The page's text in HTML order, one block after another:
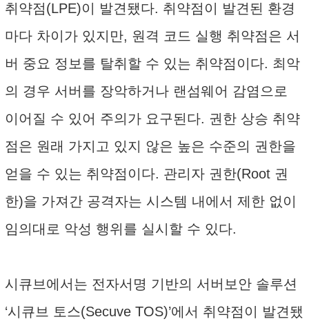
취약점(LPE)이 발견됐다. 취약점이 발견된 환경
마다 차이가 있지만, 원격 코드 실행 취약점은 서
버 중요 정보를 탈취할 수 있는 취약점이다. 최악
의 경우 서버를 장악하거나 랜섬웨어 감염으로
이어질 수 있어 주의가 요구된다. 권한 상승 취약
점은 원래 가지고 있지 않은 높은 수준의 권한을
얻을 수 있는 취약점이다. 관리자 권한(Root 권
한)을 가져간 공격자는 시스템 내에서 제한 없이
임의대로 악성 행위를 실시할 수 있다.
시큐브에서는 전자서명 기반의 서버보안 솔루션
‘시큐브 토스(Secuve TOS)’에서 취약점이 발견됐